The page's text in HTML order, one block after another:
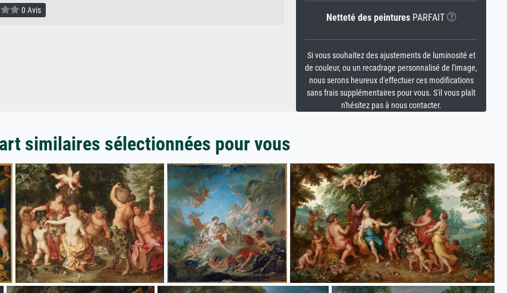
0 Avis
Netteté des peinturesPARFAIT
Si vous souhaitez des ajustements de luminosité et
de couleur, ou un recadrage personnalisé de l'image,
nous serons heureux d'effectuer ces modifications
sans frais supplémentaires pour vous. S'il vous plaît
n'hésitez pas à nous contacter.
similaires sélectionnées pour vous